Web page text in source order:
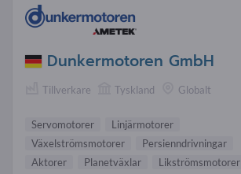
Dunkermotoren GmbH
Tillverkare Tyskland Globalt
Servomotorer
Linjärmotorer
Växelströmsmotorer
Persienndrivningar
Aktorer
Planetväxlar
Likströmsmotorer